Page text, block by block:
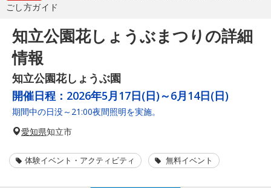
ごし方ガイド
知立公園花しょうぶまつりの詳細
情報
知立公園花しょうぶ園
開催日程： 2026年5月17日(日)～6月14日(日)
期間中の日没～21:00夜間照明を実施。
愛知県知立市
体験イベント・アクティビティ 無料イベント